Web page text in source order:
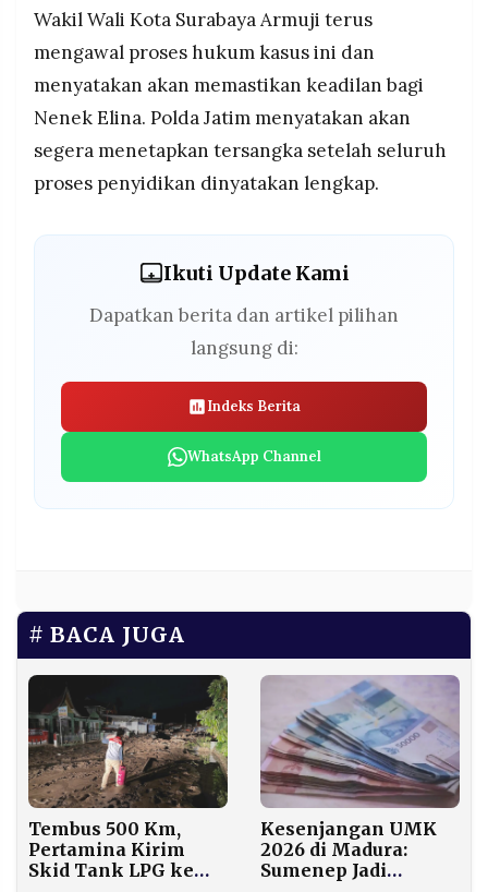
Wakil Wali Kota Surabaya Armuji terus
mengawal proses hukum kasus ini dan
menyatakan akan memastikan keadilan bagi
Nenek Elina. Polda Jatim menyatakan akan
segera menetapkan tersangka setelah seluruh
proses penyidikan dinyatakan lengkap.
Ikuti Update Kami
Dapatkan berita dan artikel pilihan
langsung di:
Indeks Berita
WhatsApp Channel
BACA JUGA
Tembus 500 Km,
Pertamina Kirim
Skid Tank LPG ke
Kesenjangan UMK
2026 di Madura:
Sumenep Jadi